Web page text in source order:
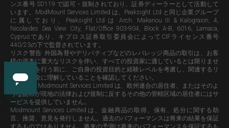
ンス番号 SD119 で認可・規制されており、証券ディーラーとして活動して
います。ModMount Services Limited は、Peaksight Ltd と同じ企業グループ
に属しており、Peaksight Ltd はArch. Makariou III & Kalograion, 4,
Nicolaides Sea View City, Flat/Office 903-904, Block A-B, 6016, Larnaca,
Cyprusであり、キプロス証券取引委員会によってCIFライセンス番号
440/23の下で監督されています。
リスク警告: 外国為替やデリバティブなどのレバレッジ商品の取引は、お客
様の資本に重大なリスクを伴い、すべての投資家に適しているとは限りませ
ん。取引を行う前に、ご自身の投資目的と経験レベルを考慮し、関連するリ
スクを完全に理解していることを確認してください。
地域制限:
Modmount Services Limited は、欧州連合の居住者、またはそのよ
うな配布が現地の法律および規制に反するその他の管轄区域の居住者にはサ
ービスを提供していません。
Modmount Services Limited は、金融商品の取得、保有、処分に関する助
言、推奨、意見を発行しません。過去のパフォーマンスは将来の結果を保証
するものではありません。将来の予測は将来のパフォーマンスを保証するも